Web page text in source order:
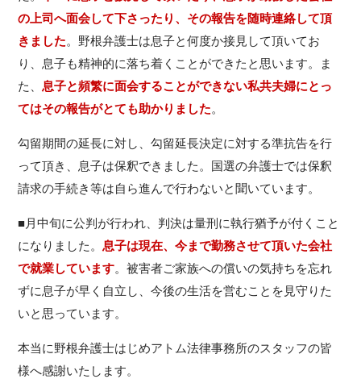
の上司へ面会して下さったり、その報告を随時連絡して頂
きました。野根弁護士は息子と何度か接見して頂いてお
り、息子も精神的に落ち着くことができたと思います。ま
た、息子と頻繁に面会することができない私共夫婦にとっ
てはその報告がとても助かりました。
勾留期間の延長に対し、勾留延長決定に対する準抗告を行
って頂き、息子は保釈できました。国選の弁護士では保釈
請求の手続き等は自ら進んで行わないと聞いています。
■月中旬に公判が行われ、判決は量刑に執行猶予が付くこと
になりました。息子は現在、今まで勤務させて頂いた会社
で就業しています。被害者ご家族への償いの気持ちを忘れ
ずに息子が早く自立し、今後の生活を営むことを見守りた
いと思っています。
本当に野根弁護士はじめアトム法律事務所のスタッフの皆
様へ感謝いたします。